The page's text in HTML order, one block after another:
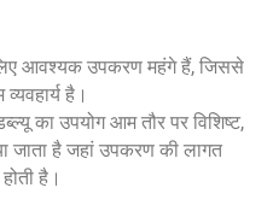
आवश्यक उपकरण महंगे हैं, जिससे
है।
का उपयोग आम तौर पर विशिष्ट,
जाता है जहां उपकरण की लागत
है।